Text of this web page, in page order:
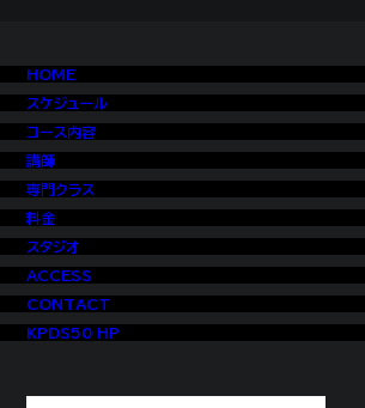
HOME
スケジュール
コース内容
講師
専門クラス
料金
スタジオ
ACCESS
CONTACT
KPDS50 HP